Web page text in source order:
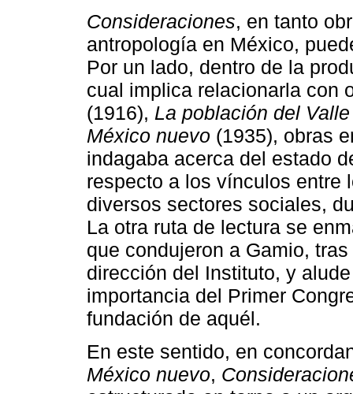
Consideraciones, en tanto
antropología en México,
Por un lado, dentro de la
cual implica relacionarla con
(1916), La población del
México nuevo (1935), obras
indagaba acerca del estado
respecto a los vínculos entre
diversos sectores sociales,
La otra ruta de lectura se
que condujeron a Gamio,
dirección del Instituto, y
importancia del Primer
fundación de aquél.
En este sentido, en
México nuevo,